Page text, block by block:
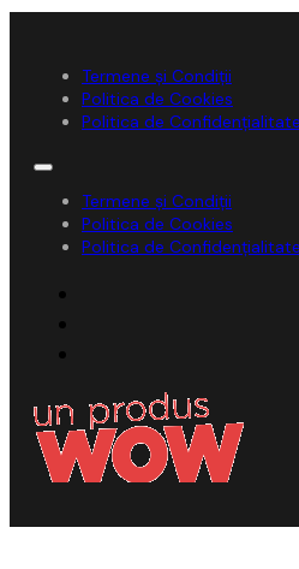
Termene și Condiții
Politica de Cookies
Politica de Confidențialitate
Termene și Condiții
Politica de Cookies
Politica de Confidențialitate